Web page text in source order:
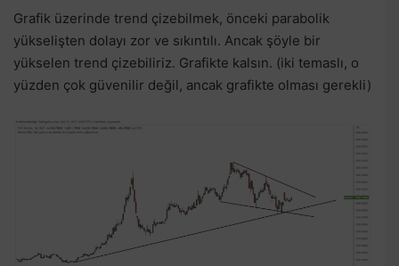
Grafik üzerinde trend çizebilmek, önceki parabolik
yükselişten dolayı zor ve sıkıntılı. Ancak şöyle bir
yükselen trend çizebiliriz. Grafikte kalsın. (iki temaslı, o
yüzden çok güvenilir değil, ancak grafikte olması gerekli)